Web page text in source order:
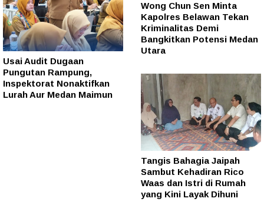
Usai Audit Dugaan
Pungutan Rampung,
Inspektorat Nonaktifkan
Lurah Aur Medan Maimun
Wong Chun Sen Minta
Kapolres Belawan Tekan
Kriminalitas Demi
Bangkitkan Potensi Medan
Utara
Tangis Bahagia Jaipah
Sambut Kehadiran Rico
Waas dan Istri di Rumah
yang Kini Layak Dihuni